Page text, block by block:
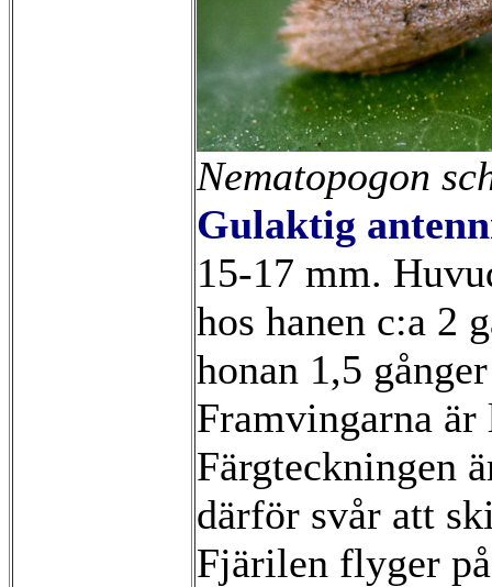
Nematopogon
Gulaktig
15-17 mm.
hos hanen c:a 2
honan 1,5
Framvingarna
Färgteckningen
därför svår att
Fjärilen flyger